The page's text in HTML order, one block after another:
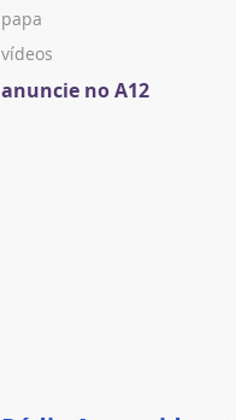
papa
vídeos
anuncie no A12